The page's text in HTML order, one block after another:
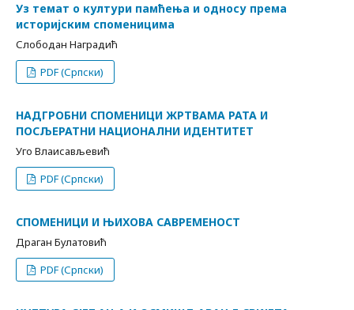
Уз темат о култури памћења и односу према
историјским споменицима
Слободан Наградић
PDF (Српски)
НАДГРОБНИ СПОМЕНИЦИ ЖРТВАМА РАТА И
ПОСЉЕРАТНИ НАЦИОНАЛНИ ИДЕНТИТЕТ
Уго Влаисављевић
PDF (Српски)
СПОМЕНИЦИ И ЊИХОВА САВРЕМЕНОСТ
Драган Булатовић
PDF (Српски)